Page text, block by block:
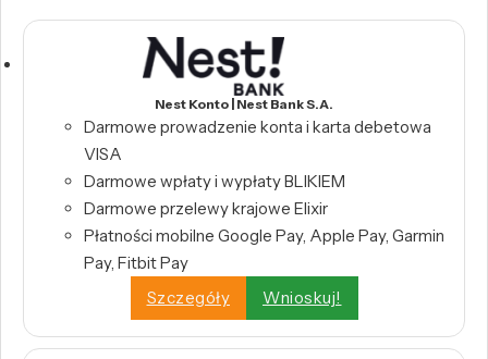
Nest Konto | Nest Bank S.A.
Darmowe prowadzenie konta i karta debetowa
VISA
Darmowe wpłaty i wypłaty BLIKIEM
Darmowe przelewy krajowe Elixir
Płatności mobilne Google Pay, Apple Pay, Garmin
Pay, Fitbit Pay
Szczegóły
Wnioskuj!